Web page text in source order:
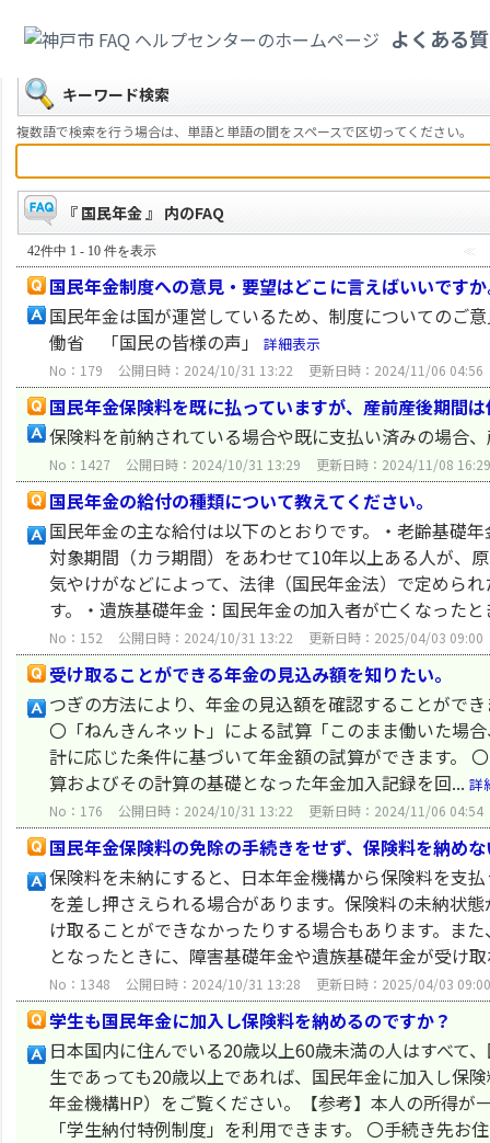
よくある
戻る
キーワード検索
複数語で検索を行う場合は、単語と単語の間をスペースで区切ってください。
『 国民年金 』 内のFAQ
42件中 1 - 10 件を表示 ≪
国民年金制度への意見・要望はどこに言えばいいです
国民年金は国が運営しているため、制度についてのご
働省 「国民の皆様の声」
詳細表示
No：179 公開日時：2024/10/31 13:22 更新日時：2024/11/06 04:56
国民年金保険料を既に払っていますが、産前産後期間
保険料を前納されている場合や既に支払い済みの場合
No：1427 公開日時：2024/10/31 13:29 更新日時：2024/11/08 16:29
国民年金の給付の種類について教えてください。
国民年金の主な給付は以下のとおりです。・老齢基礎
対象期間（カラ期間）をあわせて10年以上ある人が、
気やけがなどによって、法律（国民年金法）で定めら
す。・遺族基礎年金：国民年金の加入者が亡くなった
No：152 公開日時：2024/10/31 13:22 更新日時：2025/04/03 09:00
受け取ることができる年金の見込み額を知りたい。
つぎの方法により、年金の見込額を確認することがで
〇「ねんきんネット」による試算「このまま働いた場
計に応じた条件に基づいて年金額の試算ができます。
算およびその計算の基礎となった年金加入記録を回... 詳
No：176 公開日時：2024/10/31 13:22 更新日時：2024/11/06 04:54
国民年金保険料の免除の手続きをせず、保険料を納め
保険料を未納にすると、日本年金機構から保険料を支
を差し押さえられる場合があります。保険料の未納状
け取ることができなかったりする場合もあります。ま
となったときに、障害基礎年金や遺族基礎年金が受け
No：1348 公開日時：2024/10/31 13:28 更新日時：2025/04/03 09:00
学生も国民年金に加入し保険料を納めるのですか？
日本国内に住んでいる20歳以上60歳未満の人はすべて
生であっても20歳以上であれば、国民年金に加入し保
年金機構HP）をご覧ください。【参考】本人の所得
「学生納付特例制度」を利用できます。 〇手続き先お